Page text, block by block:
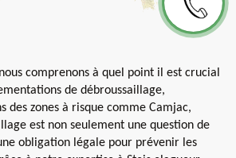
comprenons à quel point il est crucial
de débroussaillage,
des zones à risque comme Camjac,
est non seulement une question de
obligation légale pour prévenir les